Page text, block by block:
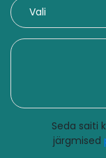
Seda saiti
järgmised